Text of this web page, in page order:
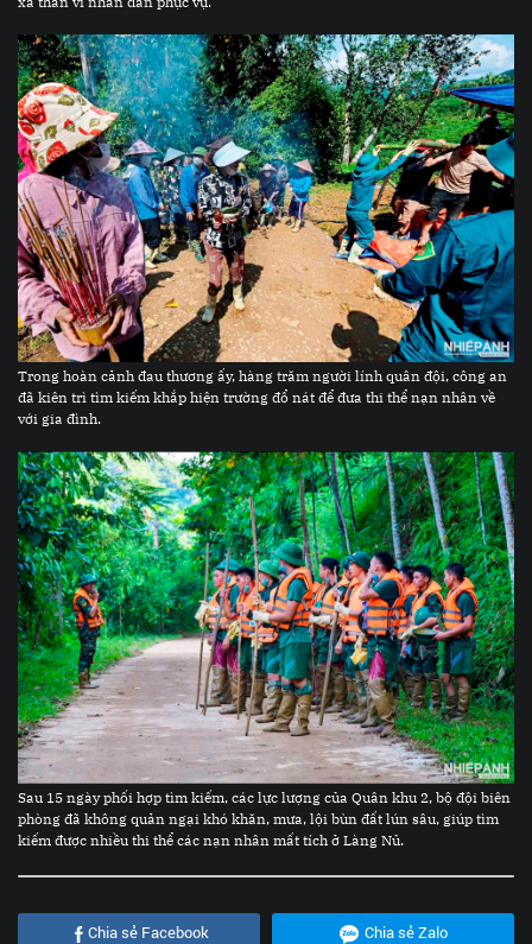
Trong hoàn cảnh đau thương ấy, hàng trăm người lính quân đội, công an
đã kiên trì tìm kiếm khắp hiện trường đổ nát để đưa thi thể nạn nhân về
với gia đình.
Sau 15 ngày phối hợp tìm kiếm, các lực lượng của Quân khu 2, bộ đội biên
phòng đã không quản ngại khó khăn, mưa, lội bùn đất lún sâu, giúp tìm
kiếm được nhiều thi thể các nạn nhân mất tích ở Làng Nủ.
Chia sẻ Facebook Chia sẻ Zalo